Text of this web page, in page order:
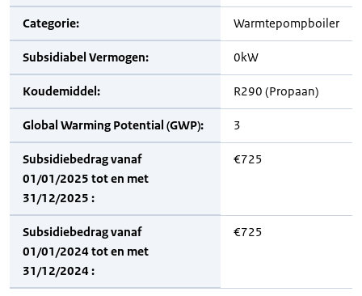
Categorie: Warmtepompboiler
Subsidiabel Vermogen: 0kW
Koudemiddel: R290 (Propaan)
Global Warming Potential (GWP): 3
Subsidiebedrag vanaf
01/01/2025 tot en met
31/12/2025 :
€725
Subsidiebedrag vanaf
01/01/2024 tot en met
31/12/2024 :
€725